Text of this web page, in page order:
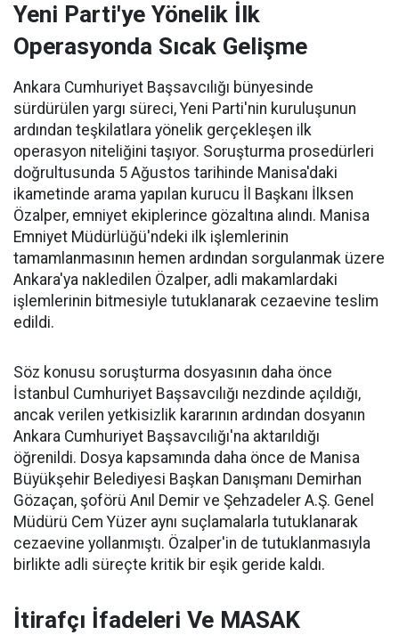
Yeni Parti'ye Yönelik İlk
Operasyonda Sıcak Gelişme
Ankara Cumhuriyet Başsavcılığı bünyesinde
sürdürülen yargı süreci, Yeni Parti'nin kuruluşunun
ardından teşkilatlara yönelik gerçekleşen ilk
operasyon niteliğini taşıyor. Soruşturma prosedürleri
doğrultusunda 5 Ağustos tarihinde Manisa'daki
ikametinde arama yapılan kurucu İl Başkanı İlksen
Özalper, emniyet ekiplerince gözaltına alındı. Manisa
Emniyet Müdürlüğü'ndeki ilk işlemlerinin
tamamlanmasının hemen ardından sorgulanmak üzere
Ankara'ya nakledilen Özalper, adli makamlardaki
işlemlerinin bitmesiyle tutuklanarak cezaevine teslim
edildi.
Söz konusu soruşturma dosyasının daha önce
İstanbul Cumhuriyet Başsavcılığı nezdinde açıldığı,
ancak verilen yetkisizlik kararının ardından dosyanın
Ankara Cumhuriyet Başsavcılığı'na aktarıldığı
öğrenildi. Dosya kapsamında daha önce de Manisa
Büyükşehir Belediyesi Başkan Danışmanı Demirhan
Gözaçan, şoförü Anıl Demir ve Şehzadeler A.Ş. Genel
Müdürü Cem Yüzer aynı suçlamalarla tutuklanarak
cezaevine yollanmıştı. Özalper'in de tutuklanmasıyla
birlikte adli süreçte kritik bir eşik geride kaldı.
İtirafçı İfadeleri Ve MASAK